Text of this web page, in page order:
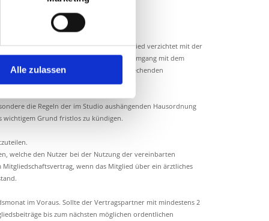
Alle zulassen
am Studioeingang aufgeführt. Das Mitglied verzichtet mit der
sowie den verantwortungsvollen Umgang mit dem
der Vertragsgeber das Recht vor, entsprechenden
die Regeln der im Studio aushängenden Hausordnung
wichtigem Grund fristlos zu kündigen.
welche den Nutzer bei der Nutzung der vereinbarten
wenn das Mitglied über ein ärztliches
im Voraus. Sollte der Vertragspartner mit mindestens 2
bis zum nächsten möglichen ordentlichen